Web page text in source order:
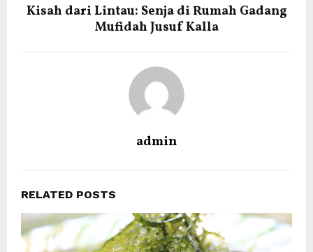
Kisah dari Lintau: Senja di Rumah Gadang
Mufidah Jusuf Kalla
admin
RELATED POSTS